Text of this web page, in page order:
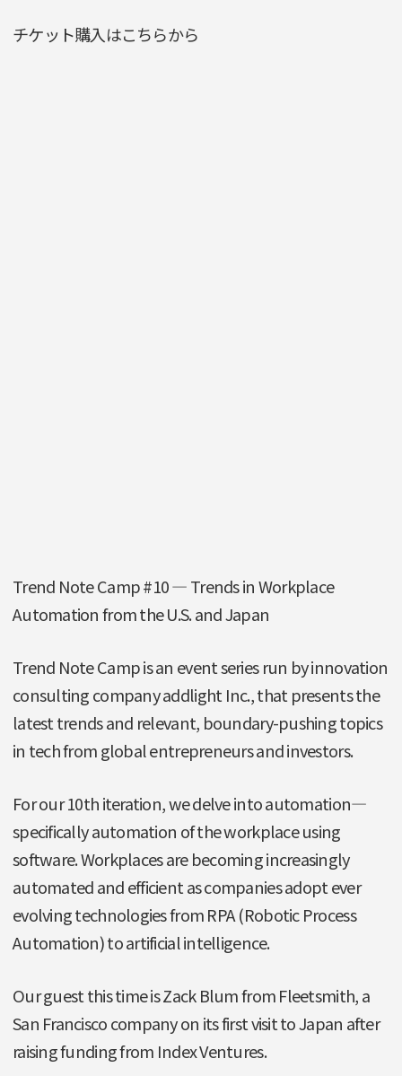
チケット購入はこちらから
Trend Note Camp #10 — Trends in Workplace
Automation from the U.S. and Japan
Trend Note Camp is an event series run by innovation
consulting company addlight Inc., that presents the
latest trends and relevant, boundary-pushing topics
in tech from global entrepreneurs and investors.
For our 10th iteration, we delve into automation—
specifically automation of the workplace using
software. Workplaces are becoming increasingly
automated and efficient as companies adopt ever
evolving technologies from RPA (Robotic Process
Automation) to artificial intelligence.
Our guest this time is Zack Blum from Fleetsmith, a
San Francisco company on its first visit to Japan after
raising funding from Index Ventures.